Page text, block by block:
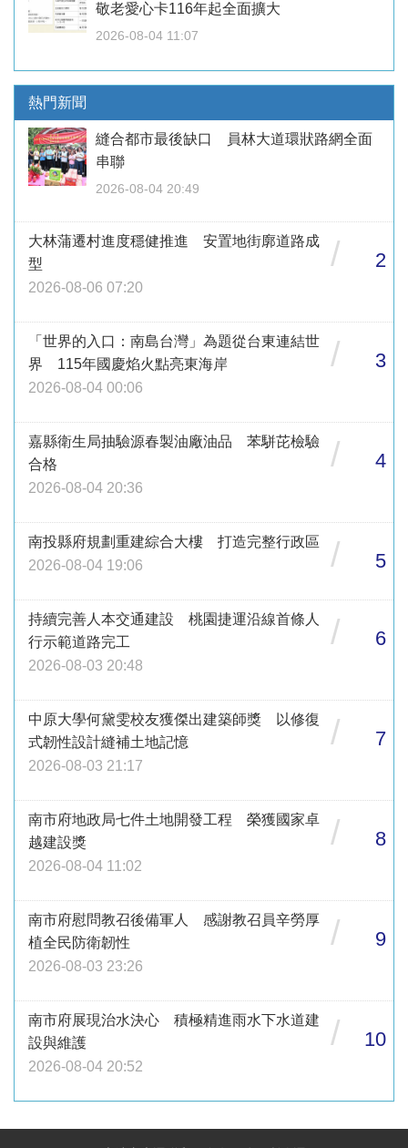
敬老愛心卡116年起全面擴大
2026-08-04 11:07
熱門新聞
縫合都市最後缺口 員林大道環狀路網全面
串聯
2026-08-04 20:49
大林蒲遷村進度穩健推進 安置地街廓道路成
型
2026-08-06 07:20
/ 2
「世界的入口：南島台灣」為題從台東連結世
界 115年國慶焰火點亮東海岸
2026-08-04 00:06
/ 3
嘉縣衛生局抽驗源春製油廠油品 苯駢芘檢驗
合格
2026-08-04 20:36
/ 4
南投縣府規劃重建綜合大樓 打造完整行政區
2026-08-04 19:06
/ 5
持續完善人本交通建設 桃園捷運沿線首條人
行示範道路完工
2026-08-03 20:48
/ 6
中原大學何黛雯校友獲傑出建築師獎 以修復
式韌性設計縫補土地記憶
2026-08-03 21:17
/ 7
南市府地政局七件土地開發工程 榮獲國家卓
越建設獎
2026-08-04 11:02
/ 8
南市府慰問教召後備軍人 感謝教召員辛勞厚
植全民防衛韌性
2026-08-03 23:26
/ 9
南市府展現治水決心 積極精進雨水下水道建
設與維護
2026-08-04 20:52
/ 10